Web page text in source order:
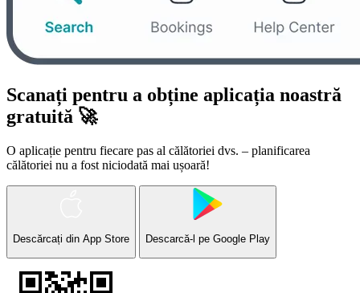
Scanați pentru a obține aplicația noastră
gratuită 🚀
O aplicație pentru fiecare pas al călătoriei dvs. – planificarea
călătoriei nu a fost niciodată mai ușoară!
Descărcați din App Store Descarcă-l pe Google Play